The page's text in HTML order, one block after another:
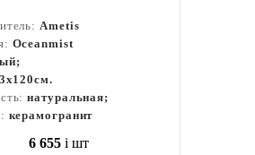
Ametis
Oceanmist
натуральная;
керамогранит
6 655 i шт